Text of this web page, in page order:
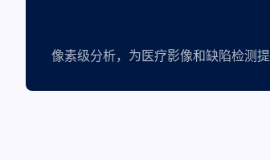
像素级分析，为医疗影像和缺陷检测提